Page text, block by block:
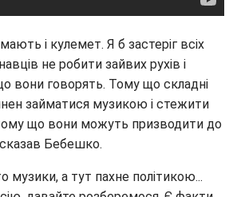
і кулемет. Я б застеріг всіх
не робити зайвих рухів і
вони говорять. Тому що складні
займатися музикою і стежити
що вони можуть призводити до
сказав Бебешко.
музики, а тут пахне політикою...